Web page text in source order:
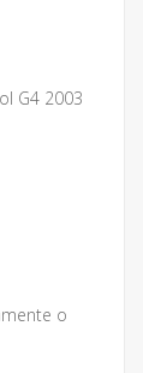
G4 2003
o